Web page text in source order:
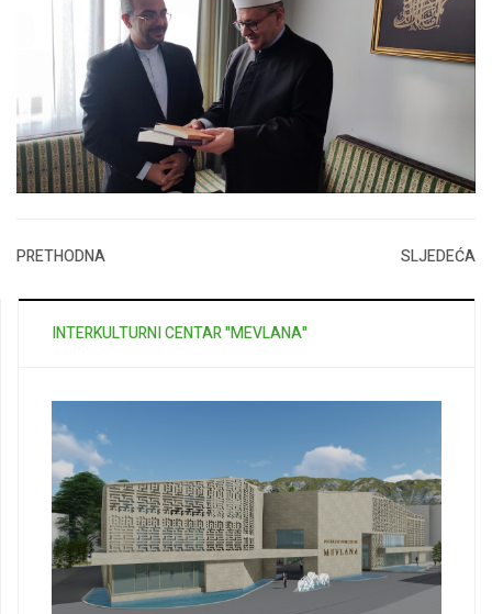
PRETHODNA SLJEDEĆA
INTERKULTURNI CENTAR "MEVLANA"